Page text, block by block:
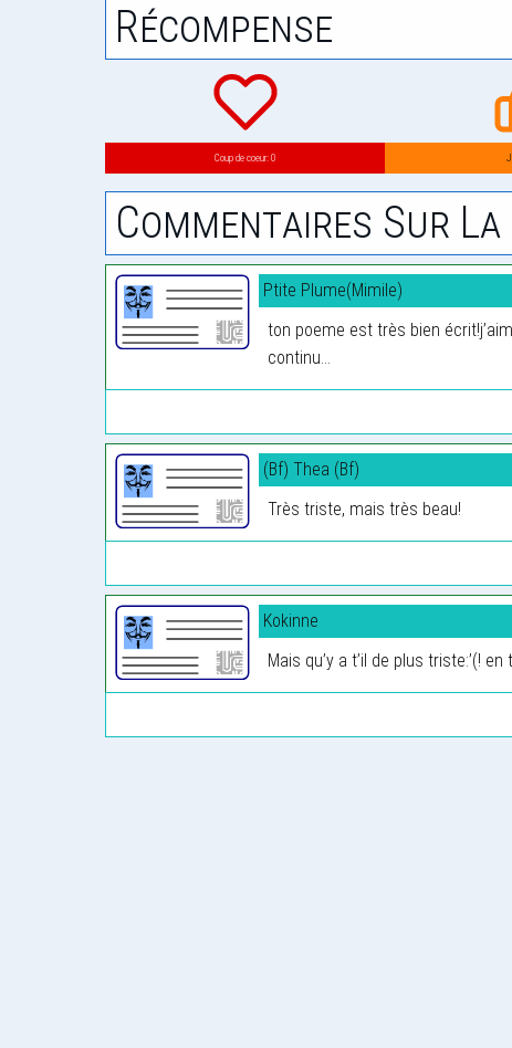
Récompense
Coup de coeur: 0
Commentaires Sur La
Ptite Plume(Mimile)
ton poeme est très bien
continu...
(Bf) Thea (Bf)
Très triste, mais très beau!
Kokinne
Mais qu’y a t’il de plus triste:’(!